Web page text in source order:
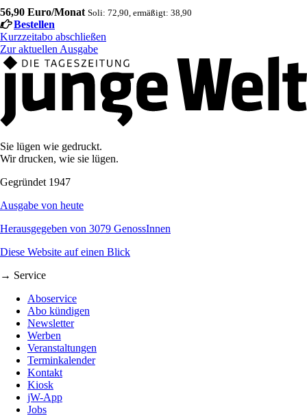
56,90 Euro/Monat Soli: 72,90, ermäßigt: 38,90
Bestellen
Kurzzeitabo abschließen
Zur aktuellen Ausgabe
Sie lügen wie gedruckt.
Wir drucken, wie sie lügen.
Gegründet 1947
Ausgabe von heute
Herausgegeben von 3079 GenossInnen
Diese Website auf einen Blick
→ Service
Aboservice
Abo kündigen
Newsletter
Werben
Veranstaltungen
Terminkalender
Kontakt
Kiosk
jW-App
Jobs